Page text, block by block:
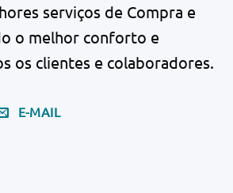
serviços de Compra e
o melhor conforto e
os clientes e colaboradores.
E-MAIL